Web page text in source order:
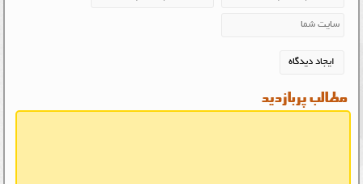
مطالب پربازدید